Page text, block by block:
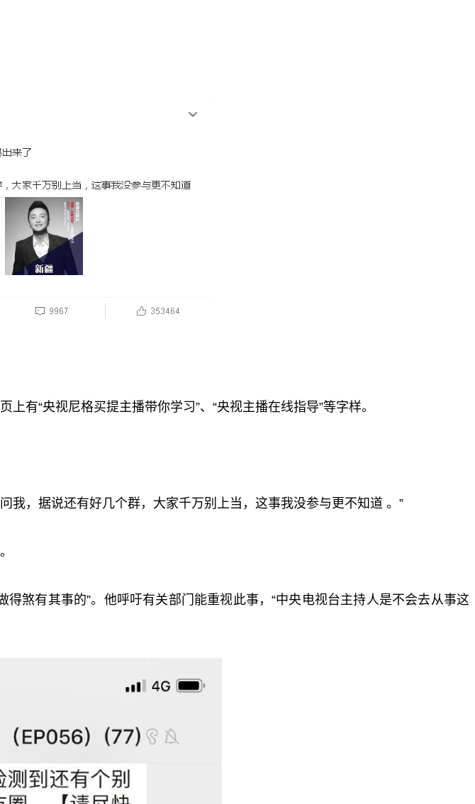
有“央视尼格买提主播带你学习”、“央视主播在线指导”等字样。
我，据说还有好几个群，大家千万别上当，这事我没参与更不知道 。”
煞有其事的”。他呼吁有关部门能重视此事，“中央电视台主持人是不会去从事这